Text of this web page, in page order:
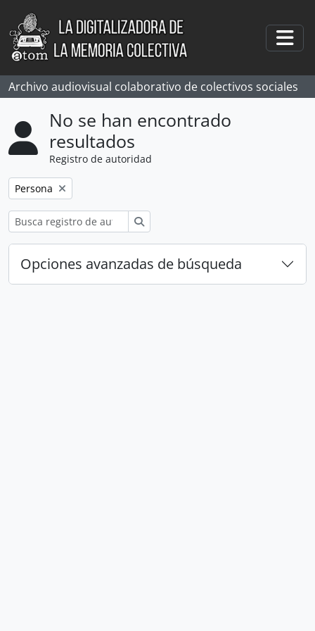
Skip to main content
Archivo audiovisual colaborativo de colectivos sociales
No se han encontrado
resultados
Registro de autoridad
Remove filter:
Persona
Opciones avanzadas de búsqueda